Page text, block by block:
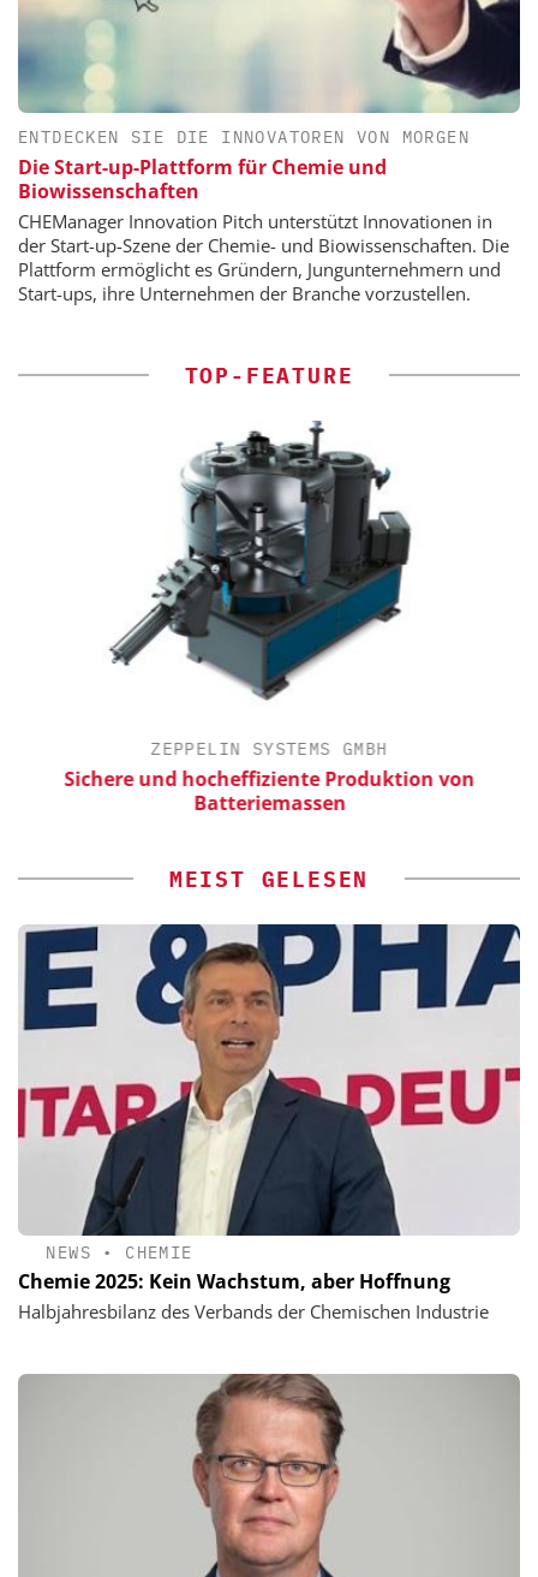
ENTDECKEN SIE DIE INNOVATOREN VON MORGEN
Die Start-up-Plattform für Chemie und
Biowissenschaften
CHEManager Innovation Pitch unterstützt Innovationen in
der Start-up-Szene der Chemie- und Biowissenschaften. Die
Plattform ermöglicht es Gründern, Jungunternehmern und
Start-ups, ihre Unternehmen der Branche vorzustellen.
TOP-FEATURE
ZEPPELIN SYSTEMS GMBH
Sichere und hocheffiziente Produktion von
Batteriemassen
MEIST GELESEN
NEWS • CHEMIE
Chemie 2025: Kein Wachstum, aber Hoffnung
Halbjahresbilanz des Verbands der Chemischen Industrie